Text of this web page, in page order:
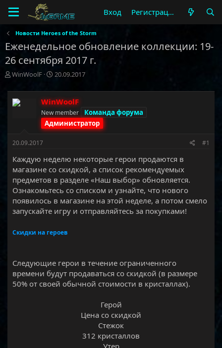
Вход Регистрация
Новости Heroes of the Storm
Еженедельное обновление коллекции: 19-
26 сентября 2017 г.
А
т
о
р
ы
WinWoolF
Д
т
а
н
а
ч
20.09.2017
WinWoolF
New member
Команда форума
Администратор
20.09.2017 #1
Каждую неделю некоторые герои продаются в
магазине со скидкой, а список рекомендуемых
предметов в разделе «Наш выбор» обновляется.
Ознакомьтесь со списком и узнайте, что нового
появилось в магазине на этой неделе, а потом смело
запускайте игру и отправляйтесь за покупками!
Скидки на героев
Следующие герои в течение ограниченного
времени будут продаваться со скидкой (в размере
50% от своей обычной стоимости в кристаллах).
Герой​
Цена со скидкой
Стежок​
312 кристаллов
Утер​